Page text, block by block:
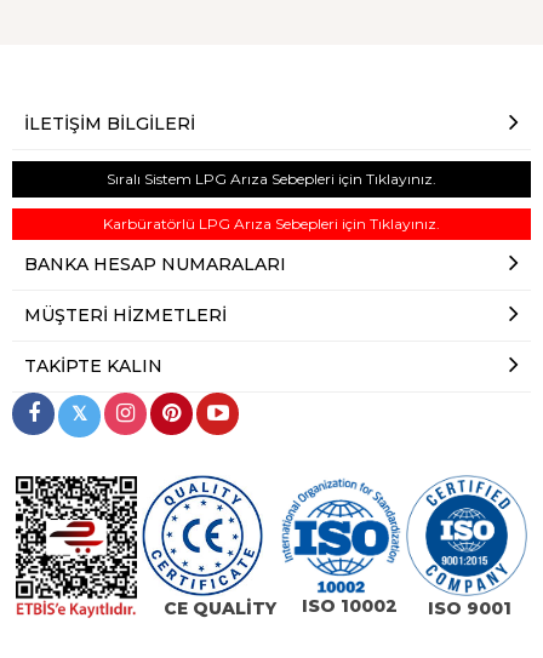
İLETIŞIM BILGILERI
Sıralı Sistem LPG Arıza Sebepleri için Tıklayınız.
Karbüratörlü LPG Arıza Sebepleri için Tıklayınız.
BANKA HESAP NUMARALARI
MÜŞTERI HIZMETLERI
TAKIPTE KALIN
𝕏
CE QUALİTY ISO 10002 ISO 9001